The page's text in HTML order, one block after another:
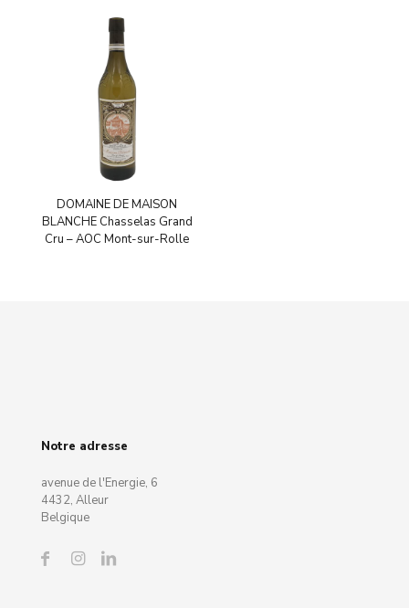
DOMAINE DE MAISON
BLANCHE Chasselas Grand
Cru – AOC Mont-sur-Rolle
Notre adresse
avenue de l'Energie, 6
4432, Alleur
Belgique